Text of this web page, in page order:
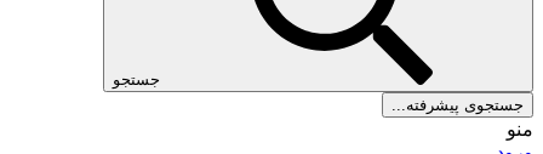
جستجو
جستجوی پیشرفته...
منو